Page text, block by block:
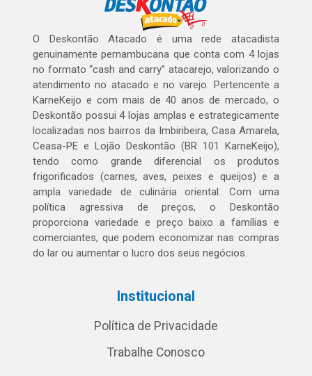
O Deskontão Atacado é uma rede atacadista
genuinamente pernambucana que conta com 4 lojas
no formato “cash and carry” atacarejo, valorizando o
atendimento no atacado e no varejo. Pertencente a
KarneKeijo e com mais de 40 anos de mercado, o
Deskontão possui 4 lojas amplas e estrategicamente
localizadas nos bairros da Imbiribeira, Casa Amarela,
Ceasa-PE e Lojão Deskontão (BR 101 KarneKeijo),
tendo como grande diferencial os produtos
frigorificados (carnes, aves, peixes e queijos) e a
ampla variedade de culinária oriental. Com uma
política agressiva de preços, o Deskontão
proporciona variedade e preço baixo a famílias e
comerciantes, que podem economizar nas compras
do lar ou aumentar o lucro dos seus negócios.
Institucional
Política de Privacidade
Trabalhe Conosco